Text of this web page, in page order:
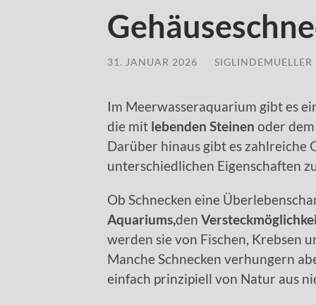
31. JANUAR 2026 SIGLINDEMUELLER
Im Meerwasseraquarium gibt es
die mit lebenden Steinen oder
Darüber hinaus gibt es zahlreiche
unterschiedlichen Eigenschaften
Ob Schnecken eine
Aquariums,den
werden sie von Fischen, Krebsen
Manche Schnecken verhungern
einfach prinzipiell von Natur aus